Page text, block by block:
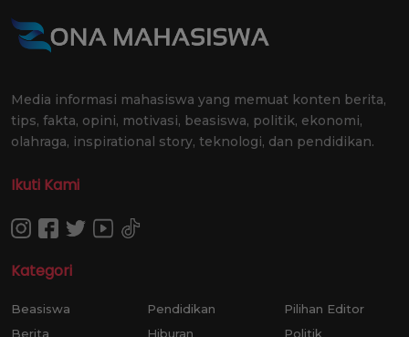
Media informasi mahasiswa yang memuat konten berita,
tips, fakta, opini, motivasi, beasiswa, politik, ekonomi,
olahraga, inspirational story, teknologi, dan pendidikan.
Ikuti Kami
Kategori
Beasiswa
Berita
Pendidikan
Hiburan
Pilihan Editor
Politik